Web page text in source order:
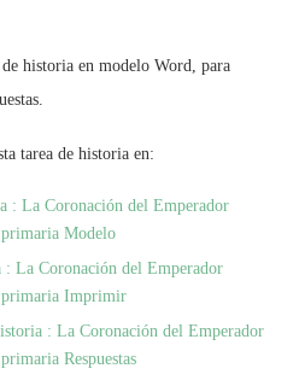
historia en modelo Word, para
tarea de historia en:
: La Coronación del Emperador
Modelo
La Coronación del Emperador
Imprimir
: La Coronación del Emperador
Respuestas